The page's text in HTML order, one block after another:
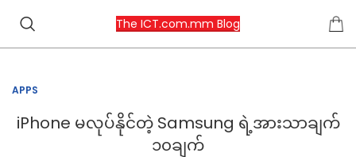
The ICT.com.mm Blog
APPS
iPhone မလုပ်နိုင်တဲ့ Samsung ရဲ့အားသာချက်
၁၀ချက်